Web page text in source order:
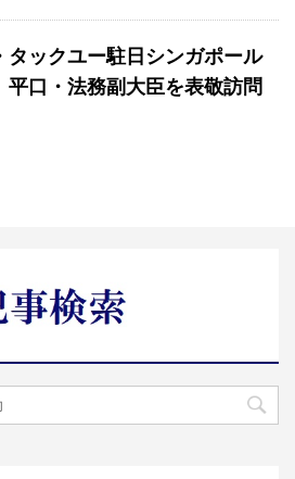
タックユー駐日シンガポール
平口・法務副大臣を表敬訪問